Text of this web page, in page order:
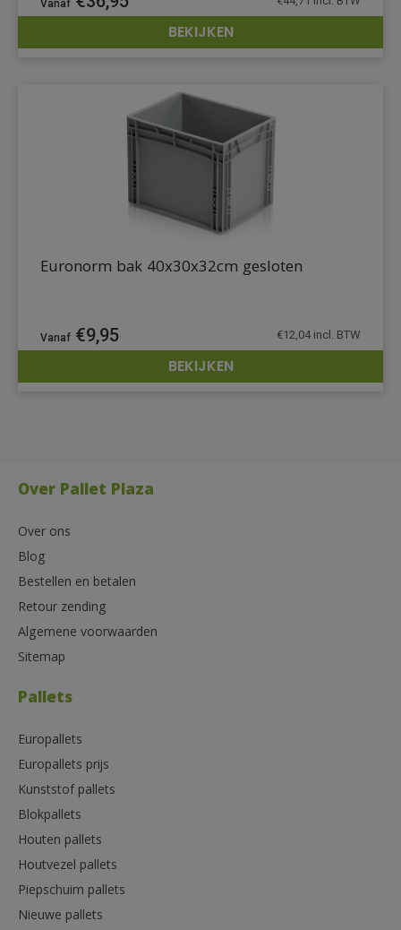
DETAILS
BEKIJKEN
DETAILS
Euronorm bak 40x30x32cm gesloten
€9,95 €12,04 incl. BTW
BEKIJKEN
Over Pallet Plaza
Over ons
Blog
Bestellen en betalen
Retour zending
Algemene voorwaarden
Sitemap
Pallets
Europallets
Europallets prijs
Kunststof pallets
Blokpallets
Houten pallets
Houtvezel pallets
Piepschuim pallets
Nieuwe pallets